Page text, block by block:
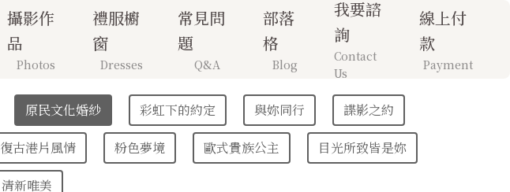
攝影作
品
Photos
禮服櫥
窗
Dresses
常見問
題
Q&A
部落
格
Blog
我要諮
詢
Contact
Us
線上付
款
Payment
原民文化婚紗 彩虹下的約定 與妳同行 諜影之約
復古港片風情 粉色夢境 歐式貴族公主 目光所致皆是妳
清新唯美